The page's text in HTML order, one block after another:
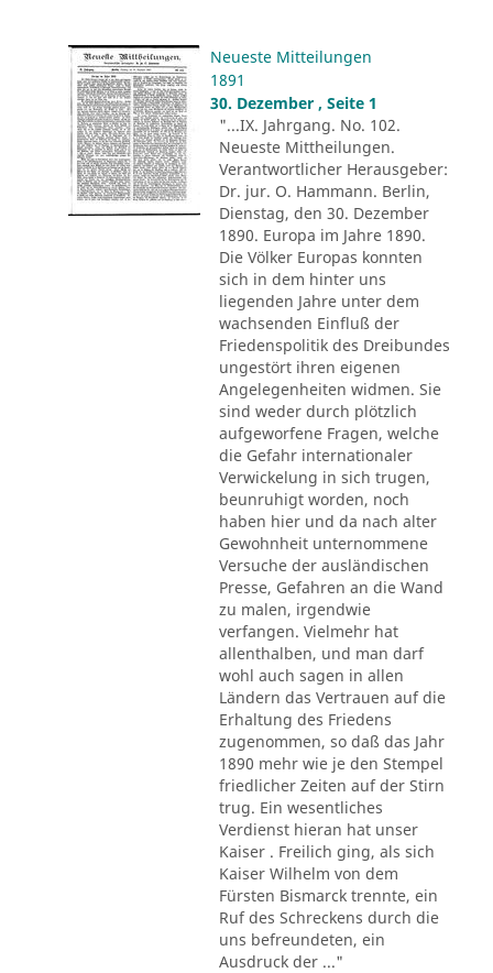
Neueste Mitteilungen
1891
30. Dezember , Seite 1
"...IX. Jahrgang. No. 102.
Neueste Mittheilungen.
Verantwortlicher Herausgeber:
Dr. jur. O. Hammann. Berlin,
Dienstag, den 30. Dezember
1890. Europa im Jahre 1890.
Die Völker Europas konnten
sich in dem hinter uns
liegenden Jahre unter dem
wachsenden Einfluß der
Friedenspolitik des Dreibundes
ungestört ihren eigenen
Angelegenheiten widmen. Sie
sind weder durch plötzlich
aufgeworfene Fragen, welche
die Gefahr internationaler
Verwickelung in sich trugen,
beunruhigt worden, noch
haben hier und da nach alter
Gewohnheit unternommene
Versuche der ausländischen
Presse, Gefahren an die Wand
zu malen, irgendwie
verfangen. Vielmehr hat
allenthalben, und man darf
wohl auch sagen in allen
Ländern das Vertrauen auf die
Erhaltung des Friedens
zugenommen, so daß das Jahr
1890 mehr wie je den Stempel
friedlicher Zeiten auf der Stirn
trug. Ein wesentliches
Verdienst hieran hat unser
Kaiser . Freilich ging, als sich
Kaiser Wilhelm von dem
Fürsten Bismarck trennte, ein
Ruf des Schreckens durch die
uns befreundeten, ein
Ausdruck der ..."